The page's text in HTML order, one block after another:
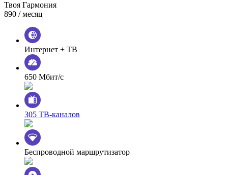
Твоя Гармония
890 / месяц
Интернет + ТВ
650 Мбит/с
305 ТВ-каналов
Беспроводной маршрутизатор